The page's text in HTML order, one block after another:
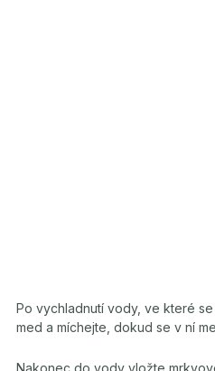
Po vychladnutí vody, ve které
med a míchejte, dokud se v ní
Nakonec do vody vložte